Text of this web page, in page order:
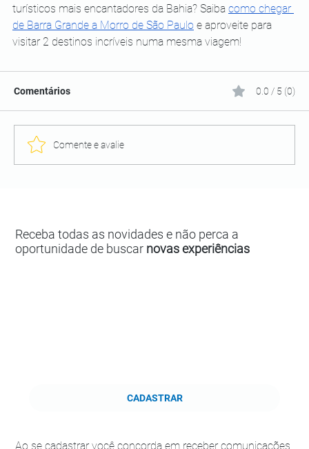
turísticos mais encantadores da Bahia? Saiba como chegar
de Barra Grande a Morro de São Paulo e aproveite para
visitar 2 destinos incríveis numa mesma viagem!
Comentários 0.0 / 5 (0)
Comente e avalie
Receba todas as novidades e não perca a
oportunidade de buscar novas experiências
CADASTRAR
Ao se cadastrar você concorda em receber comunicações,